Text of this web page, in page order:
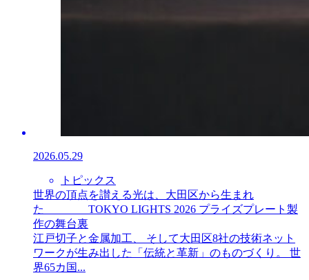
2026.05.29
トピックス
世界の頂点を讃える光は、大田区から生まれ
た TOKYO LIGHTS 2026 プライズプレート製
作の舞台裏
江戸切子と金属加工、 そして大田区8社の技術ネット
ワークが生み出した「伝統と革新」のものづくり。 世
界65カ国...